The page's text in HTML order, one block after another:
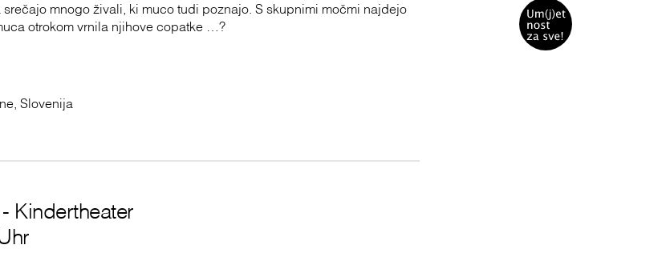
mnogo živali, ki muco tudi poznajo. S skupnimi močmi najdejo
otrokom vrnila njihove copatke …?
Slovenija
Kindertheater